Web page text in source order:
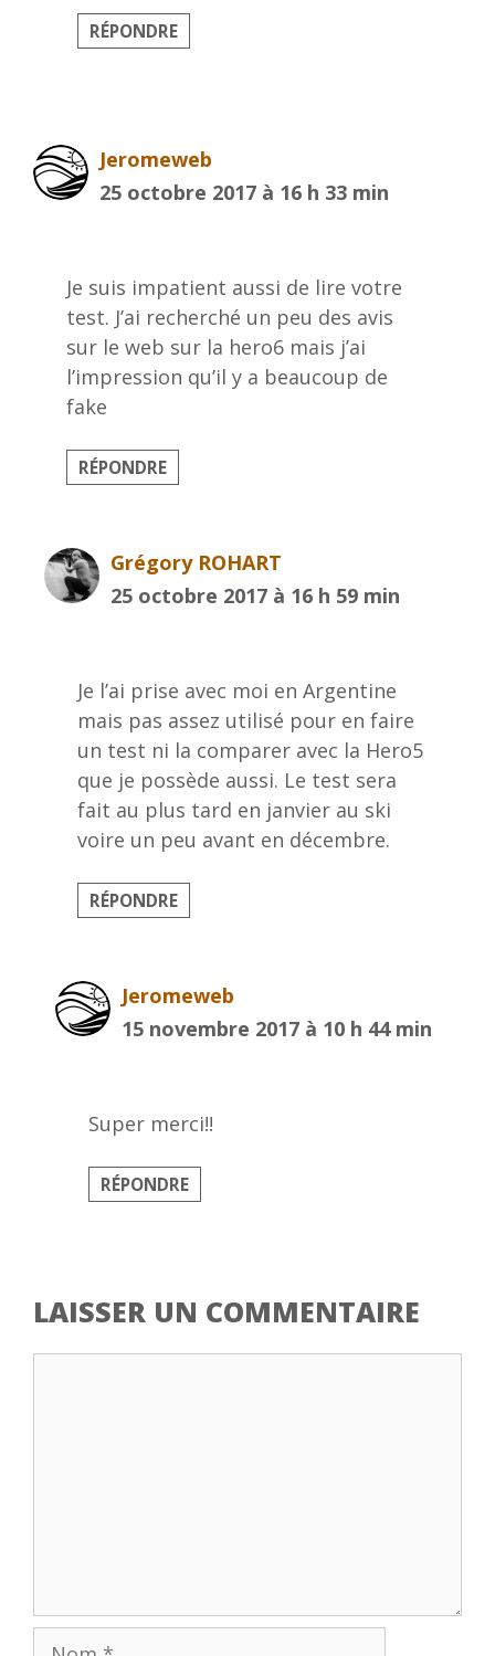
RÉPONDRE
Jeromeweb
25 octobre 2017 à 16 h 33 min
Je suis impatient aussi de lire votre
test. J’ai recherché un peu des avis
sur le web sur la hero6 mais j’ai
l’impression qu’il y a beaucoup de
fake
RÉPONDRE
Grégory ROHART
25 octobre 2017 à 16 h 59 min
Je l’ai prise avec moi en Argentine
mais pas assez utilisé pour en faire
un test ni la comparer avec la Hero5
que je possède aussi. Le test sera
fait au plus tard en janvier au ski
voire un peu avant en décembre.
RÉPONDRE
Jeromeweb
15 novembre 2017 à 10 h 44 min
Super merci!!
RÉPONDRE
LAISSER UN COMMENTAIRE
Nom